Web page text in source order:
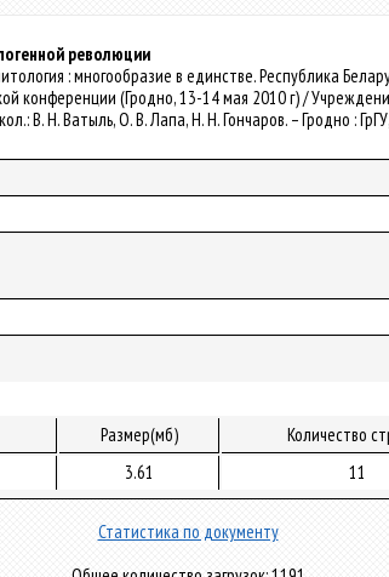
революции
: многообразие в единстве. Республика
конференции (Гродно, 13-14 мая 2010 г) /
В. Н. Ватыль, О. В. Лапа, Н. Н. Гончаров. – Гродно :
Размер(мб) Количество
3.61 11
Статистика по документу